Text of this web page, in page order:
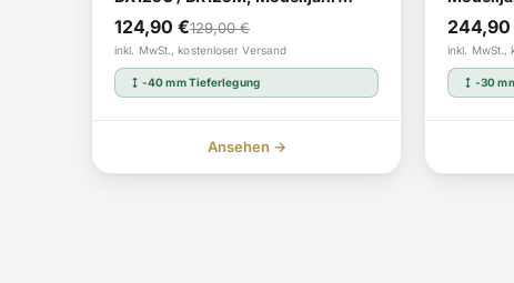
2025
129,00€
Ursprünglicher
Preis
war:
129,00 €
124,90 €
Aktueller
Preis
ist:
124,90 €.
inkl. MwSt., kostenloser Versand
height -40 mm Tieferlegung
Ansehen →
Preis
war:
244,90
Preis
ist:
inkl. MwSt.,
height -30